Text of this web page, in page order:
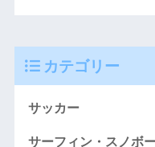
カテゴリー
サッカー
サーフィン・スノボ